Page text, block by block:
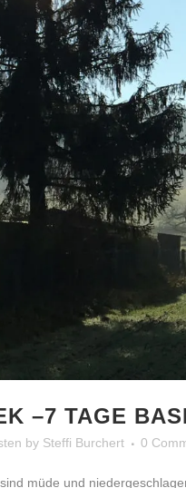
–7 TAGE
by Steffi Burchert 0
müde und